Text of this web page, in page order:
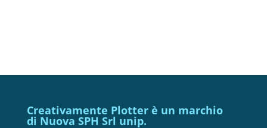
Creativamente Plotter è un marchio
di Nuova SPH Srl unip.